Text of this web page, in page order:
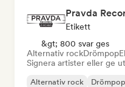
Pravda
Etikett
&gt; 800 svar ges
Alternativ rockDrömpop
Signera artister eller ge
Alternativ rock Drömpop